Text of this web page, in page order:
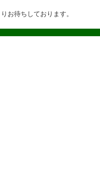
お待ちしております。